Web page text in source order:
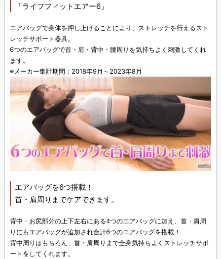
「ライフフィットエアー6」
エアバッグで身体を押し上げることにより、ストレッチを行えるスト
レッチサポート器具。
6つのエアバッグで首・肩・背中・腰周りを気持ちよく刺激してくれ
ます。
※メーカー集計期間：2018年9月～2023年8月
エアバッグを6つ搭載！
首・肩周りまでケアできます。
背中・お尻部分の上下左右にある4つのエアバッグに加え、首・肩周
りにもエアバッグが追加され合計6つのエアバッグを搭載！
背中周りはもちろん、首・肩周りまで全身気持ちよくストレッチサポ
ートをしてくれます。